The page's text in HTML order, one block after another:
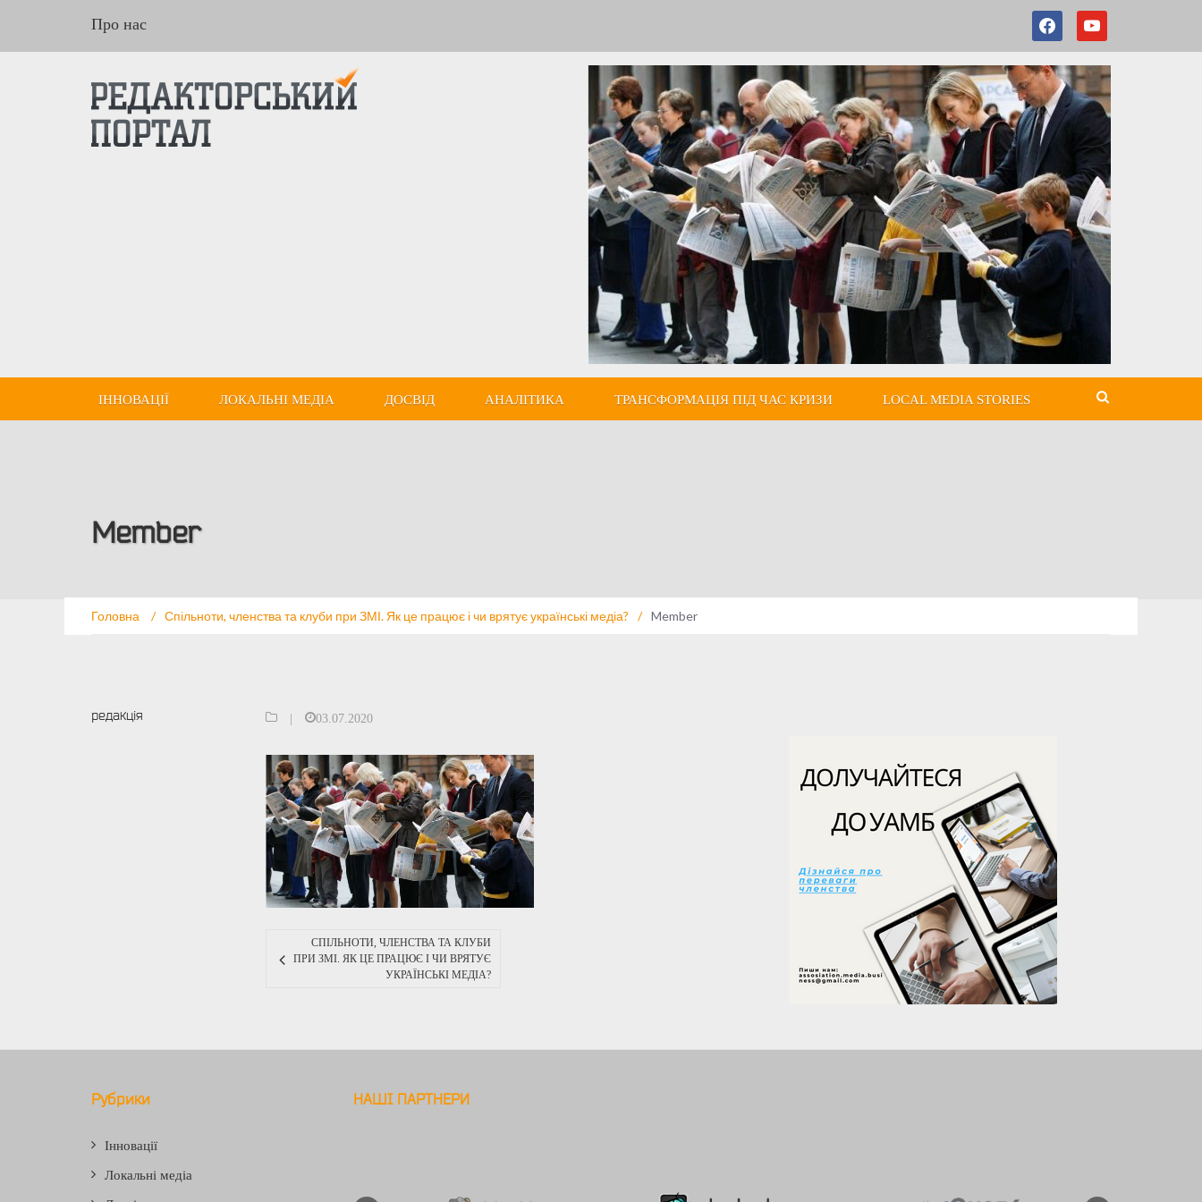
Про нас
ІННОВАЦІЇ ЛОКАЛЬНІ МЕДІА ДОСВІД АНАЛІТИКА ТРАНСФОРМАЦІЯ ПІД ЧАС КРИЗИ LOCAL MEDIA STORIES
Member
Головна / Спільноти, членства та клуби при ЗМІ. Як це працює і чи врятує українські медіа? / Member
редакція 03.07.2020
СПІЛЬНОТИ, ЧЛЕНСТВА ТА КЛУБИ
ПРИ ЗМІ. ЯК ЦЕ ПРАЦЮЄ І ЧИ ВРЯТУЄ
УКРАЇНСЬКІ МЕДІА?
Рубрики
Інновації
Локальні медіа
НАШІ ПАРТНЕРИ